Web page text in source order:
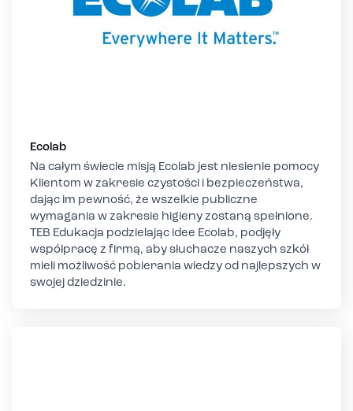
Ecolab
Na całym świecie misją Ecolab jest niesienie pomocy
Klientom w zakresie czystości i bezpieczeństwa,
dając im pewność, że wszelkie publiczne
wymagania w zakresie higieny zostaną spełnione.
TEB Edukacja podzielając idee Ecolab, podjęły
współpracę z firmą, aby słuchacze naszych szkół
mieli możliwość pobierania wiedzy od najlepszych w
swojej dziedzinie.